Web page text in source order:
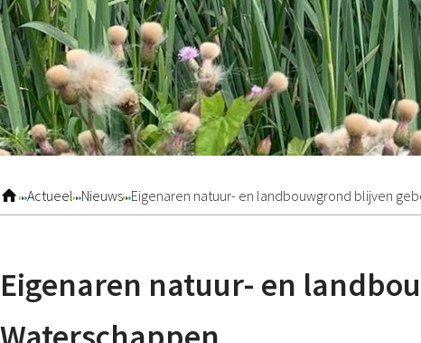
Actueel Nieuws Eigenaren natuur- en landbouwgrond blijven
Eigenaren natuur- en